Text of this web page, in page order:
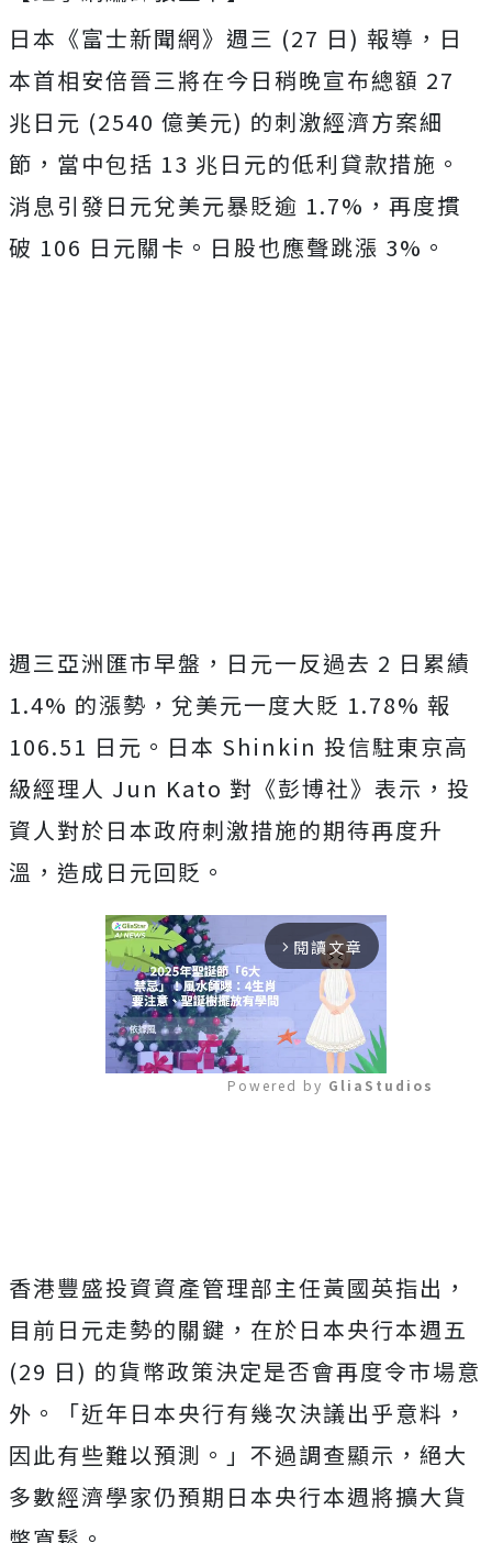
日本《富士新聞網》週三 (27 日) 報導，日
本首相安倍晉三將在今日稍晚宣布總額 27
兆日元 (2540 億美元) 的刺激經濟方案細
節，當中包括 13 兆日元的低利貸款措施。
消息引發日元兌美元暴貶逾 1.7%，再度摜
破 106 日元關卡。日股也應聲跳漲 3%。
週三亞洲匯市早盤，日元一反過去 2 日累績
1.4% 的漲勢，兌美元一度大貶 1.78% 報
106.51 日元。日本 Shinkin 投信駐東京高
級經理人 Jun Kato 對《彭博社》表示，投
資人對於日本政府刺激措施的期待再度升
溫，造成日元回貶。
arrow_forward_ios 閱讀文章
Powered by GliaStudios
香港豐盛投資資產管理部主任黃國英指出，
目前日元走勢的關鍵，在於日本央行本週五
(29 日) 的貨幣政策決定是否會再度令市場意
外。「近年日本央行有幾次決議出乎意料，
因此有些難以預測。」不過調查顯示，絕大
多數經濟學家仍預期日本央行本週將擴大貨